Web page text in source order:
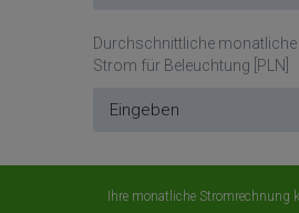
Durchschnittliche
Strom für Beleuchtung [PLN]
Ihre monatliche Stromrechnung